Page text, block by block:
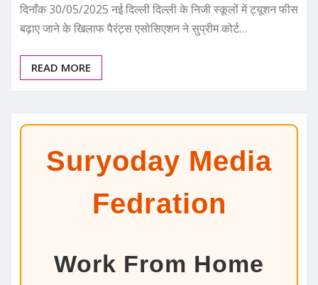
दिनाँक 30/05/2025 नई दिल्ली दिल्ली के निजी स्कूलों में ट्यूशन फीस
बढ़ाए जाने के खिलाफ पैरंट्स एसोसिएशन ने सुप्रीम कोर्ट…
READ MORE
Suryoday Media
Fedration
Work From Home